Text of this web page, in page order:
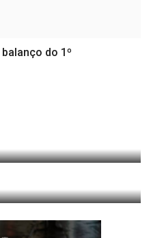
do 1º